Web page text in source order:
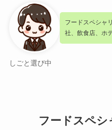
しごと選び中
フードスペシャ
社、飲食店、ホ
フードスペシ